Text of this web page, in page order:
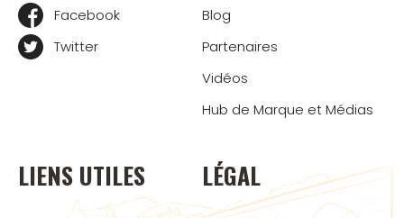
Facebook
Twitter
Blog
Partenaires
Vidéos
Hub de Marque et Médias
LIENS UTILES LÉGAL